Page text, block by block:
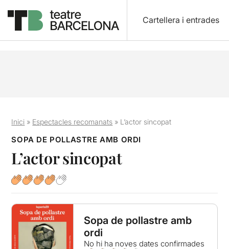
Cartellera i entrades
Inici » Espectacles recomanats » L’actor sincopat
SOPA DE POLLASTRE AMB ORDI
L’actor sincopat
Sopa de pollastre amb
ordi
No hi ha noves dates confirmades